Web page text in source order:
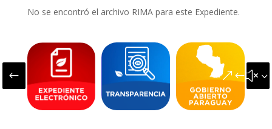
No se encontró el archivo RIMA para este Expediente.
#